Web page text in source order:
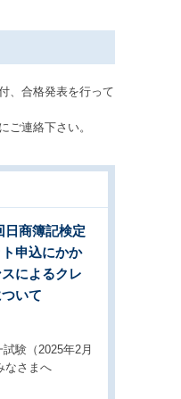
、合格発表を行って
ご連絡下さい。
日商簿記検定
申込にかか
によるクレ
いて
験（2025年2月
なさまへ